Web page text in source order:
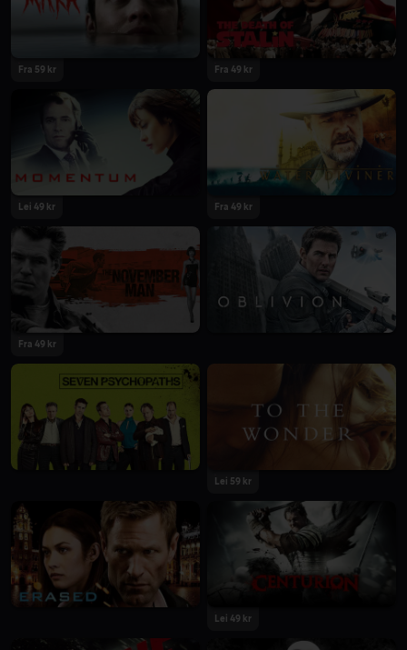
Fra 59 kr Fra 49 kr
Lei 49 kr Fra 49 kr
Fra 49 kr
Lei 59 kr
Lei 49 kr